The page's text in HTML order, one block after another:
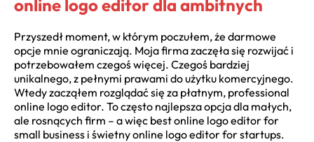
online logo editor dla ambitnych
Przyszedł moment, w którym poczułem, że darmowe
opcje mnie ograniczają. Moja firma zaczęła się rozwijać i
potrzebowałem czegoś więcej. Czegoś bardziej
unikalnego, z pełnymi prawami do użytku komercyjnego.
Wtedy zacząłem rozglądać się za płatnym, professional
online logo editor. To często najlepsza opcja dla małych,
ale rosnących firm – a więc best online logo editor for
small business i świetny online logo editor for startups.